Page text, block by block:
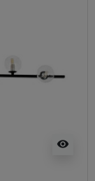
visibility